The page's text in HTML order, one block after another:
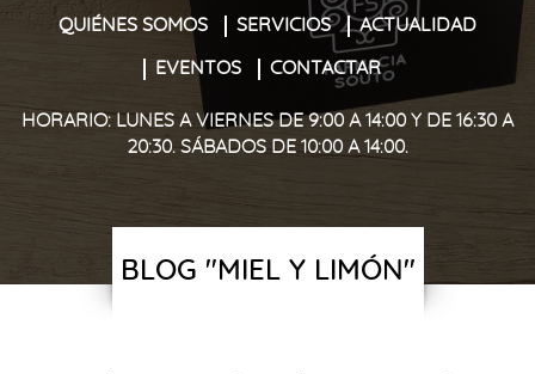
QUIÉNES SOMOS SERVICIOS ACTUALIDAD
EVENTOS CONTACTAR
HORARIO: LUNES A VIERNES DE 9:00 A 14:00 Y DE 16:30 A
20:30. SÁBADOS DE 10:00 A 14:00.
BLOG "MIEL Y LIMÓN"